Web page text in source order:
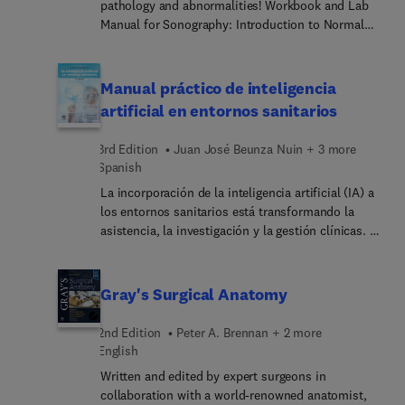
pathology and abnormalities! Workbook and Lab
Manual for Sonography: Introduction to Normal
and providing essential review tools to help you
learn ultrasound anatomy and physiology.
Featuring updated content aligned with the latest
new line drawings and unlabeled images for
hands-on practice, this manual effectively
prepares you for recognizing pathology in
advanced sonography courses.
Manual práctico de inteligencia
artificial en entornos sanitarios
3rd Edition
Juan José Beunza Nuin + 3 more
Spanish
La incorporación de la inteligencia artificial (IA) a
los entornos sanitarios está transformando la
asistencia, la investigación y la gestión clínicas. La
ecosistema tecnológico que integra el análisis de
grandes volúmenes de datos, la computación en la
nube, la conectividad de dispositivos (internet of
things), la sensorización y la gestión de
información en tiempo real. En el centro de esta
transformación se sitúa el aprendizaje automático
y, más recientemente, la IA generativa y los
Gray's Surgical Anatomy
2nd Edition
Peter A. Brennan + 2 more
English
Written and edited by expert surgeons in
collaboration with a world-renowned anatomist,